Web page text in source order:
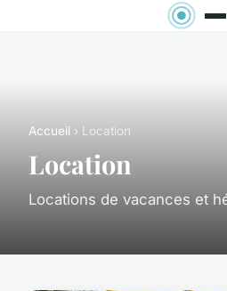
Accueil › Location
Location
Locations de vacances et